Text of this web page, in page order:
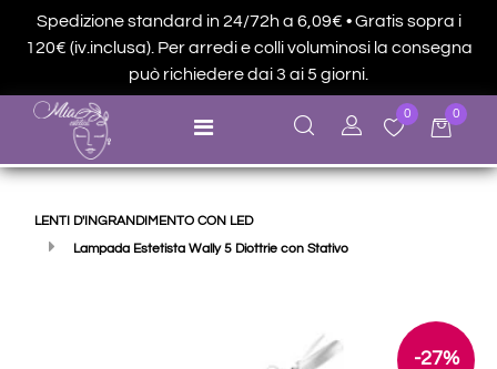
Spedizione standard in 24/72h a 6,09€ • Gratis sopra i
120€ (iv.inclusa). Per arredi e colli voluminosi la consegna
può richiedere dai 3 ai 5 giorni.
Open menu
0 0
LENTI D'INGRANDIMENTO CON LED
Lampada Estetista Wally 5 Diottrie con Stativo
-27%